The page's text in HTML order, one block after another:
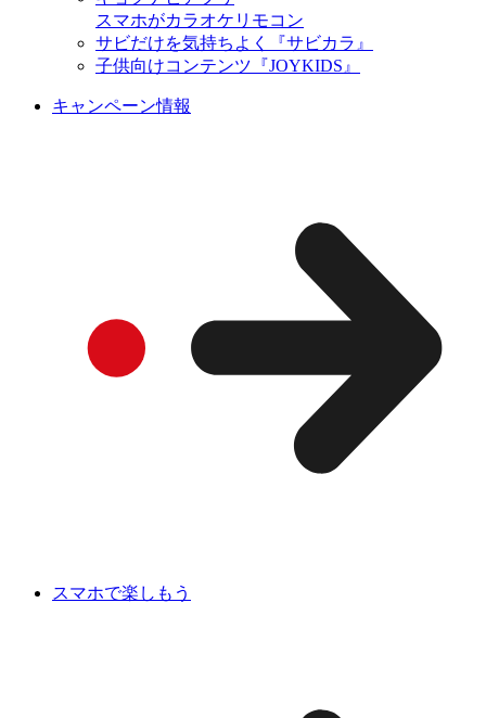
スマホがカラオケリモコン
サビだけを気持ちよく『サビカラ』
子供向けコンテンツ『JOYKIDS』
キャンペーン情報
スマホで楽しもう